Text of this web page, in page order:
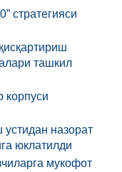
стратегияси
ташкил
корпуси
назорат
юклатилди
мукофот